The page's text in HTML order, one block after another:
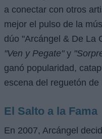
a conectar con otros
mejor el pulso de la
dúo "Arcángel & De La
"Ven y Pegate"y
ganó popularidad,
escena del reguetón de
El Salto a la Fama
En 2007, Arcángel